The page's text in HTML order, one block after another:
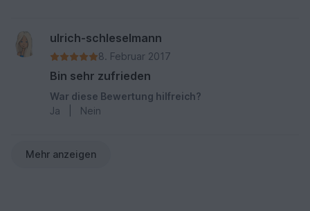
ulrich-schleselmann
8. Februar 2017
Bin sehr zufrieden
War diese Bewertung hilfreich?
Ja
Nein
Mehr anzeigen